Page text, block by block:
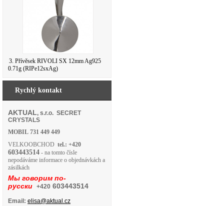
3. Přívěsek RIVOLI SX 12mm Ag925
0.71g (RIPe12sxAg)
Rychlý kontakt
AKTUAL, s.r.o. SECRET
CRYSTALS
MOBIL 731 449 449
VELKOOBCHOD tel.: +420
603443514 - na tomto čísle
nepodáváme informace o objednávkách a
zásilkách
Мы говорим по-
русски +420 603443514
Email: elisa@aktual.cz